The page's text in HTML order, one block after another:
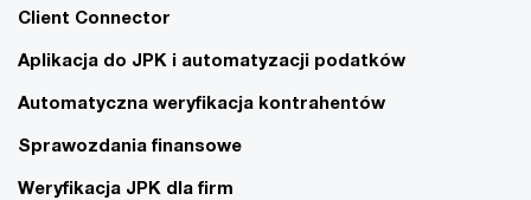
Client Connector
Aplikacja do JPK i automatyzacji podatków
Automatyczna weryfikacja kontrahentów
Sprawozdania finansowe
Weryfikacja JPK dla firm